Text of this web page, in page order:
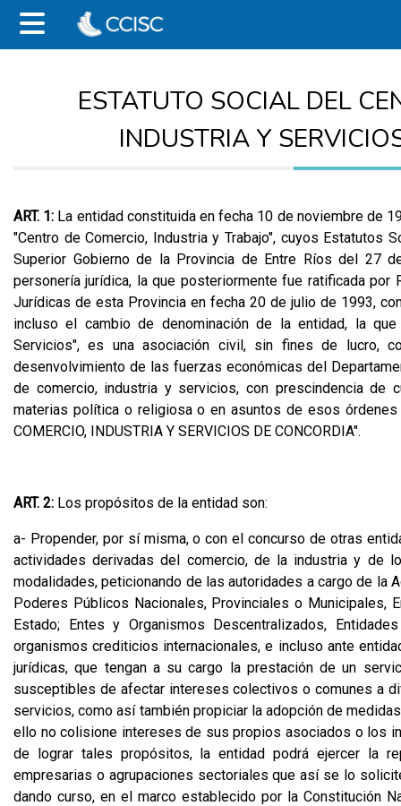
ESTATUTO SOCIAL DEL
INDUSTRIA Y
ART. 1: La entidad constituida en fecha 10 de noviembre de
"Centro de Comercio, Industria y Trabajo", cuyos Estatutos
Superior Gobierno de la Provincia de Entre Ríos del 27
personería jurídica, la que posteriormente fue ratificada
Jurídicas de esta Provincia en fecha 20 de julio de 1993,
incluso el cambio de denominación de la entidad, la
Servicios", es una asociación civil, sin fines de lucro,
desenvolvimiento de las fuerzas económicas del
de comercio, industria y servicios, con prescindencia de
materias política o religiosa o en asuntos de esos órdenes
COMERCIO, INDUSTRIA Y SERVICIOS DE CONCORDIA".
ART. 2: Los propósitos de la entidad son:
a- Propender, por sí misma, o con el concurso de otras
actividades derivadas del comercio, de la industria y de
modalidades, peticionando de las autoridades a cargo de la
Poderes Públicos Nacionales, Provinciales o Municipales,
Estado; Entes y Organismos Descentralizados,
organismos crediticios internacionales, e incluso ante
jurídicas, que tengan a su cargo la prestación de un
susceptibles de afectar intereses colectivos o comunes a
servicios, como así también propiciar la adopción de
ello no colisione intereses de sus propios asociados o los
de lograr tales propósitos, la entidad podrá ejercer la
empresarias o agrupaciones sectoriales que así se lo
dando curso, en el marco establecido por la Constitución